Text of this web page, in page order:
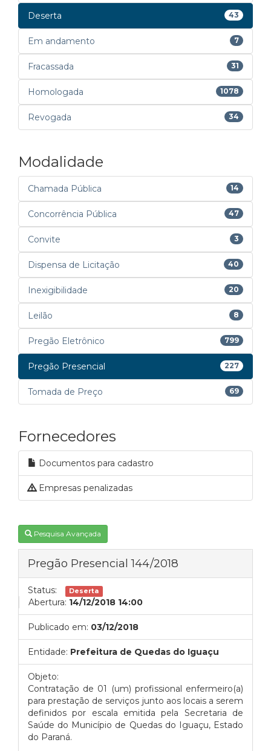
Deserta 43
Em andamento 7
Fracassada 31
Homologada 1078
Revogada 34
Modalidade
Chamada Pública 14
Concorrência Pública 47
Convite 3
Dispensa de Licitação 40
Inexigibilidade 20
Leilão 8
Pregão Eletrônico 799
Pregão Presencial 227
Tomada de Preço 69
Fornecedores
Documentos para cadastro
Empresas penalizadas
Pesquisa Avançada
Pregão Presencial 144/2018
Status: Deserta
Abertura: 14/12/2018 14:00
Publicado em: 03/12/2018
Entidade: Prefeitura de Quedas do Iguaçu
Objeto:
Contratação de 01 (um) profissional enfermeiro(a)
para prestação de serviços junto aos locais a serem
definidos por escala emitida pela Secretaria de
Saúde do Município de Quedas do Iguaçu, Estado
do Paraná.